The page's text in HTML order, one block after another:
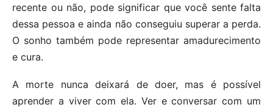
recente ou não, pode significar que você sente falta
dessa pessoa e ainda não conseguiu superar a perda.
O sonho também pode representar amadurecimento
e cura.
A morte nunca deixará de doer, mas é possível
aprender a viver com ela. Ver e conversar com um